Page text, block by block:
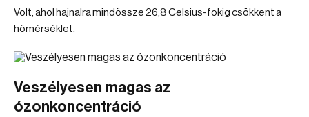
Volt, ahol hajnalra mindössze 26,8 Celsius-fokig csökkent a
hőmérséklet.
Veszélyesen magas az
ózonkoncentráció